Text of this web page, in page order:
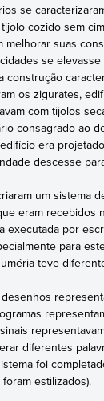
se
cozido sem
melhorar suas
se elevasse
construção
os zigurates,
com tijolos
consagrado ao
era
descesse
um sistema
eram recebidos
executada por
para
teve
diferentes
foi
estilizados).